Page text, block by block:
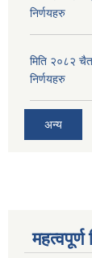
निर्णयहरु
मिति २०८२
निर्णयहरु
अन्य